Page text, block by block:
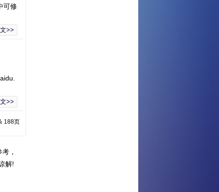
可修
>>
>>
188页
，
解!